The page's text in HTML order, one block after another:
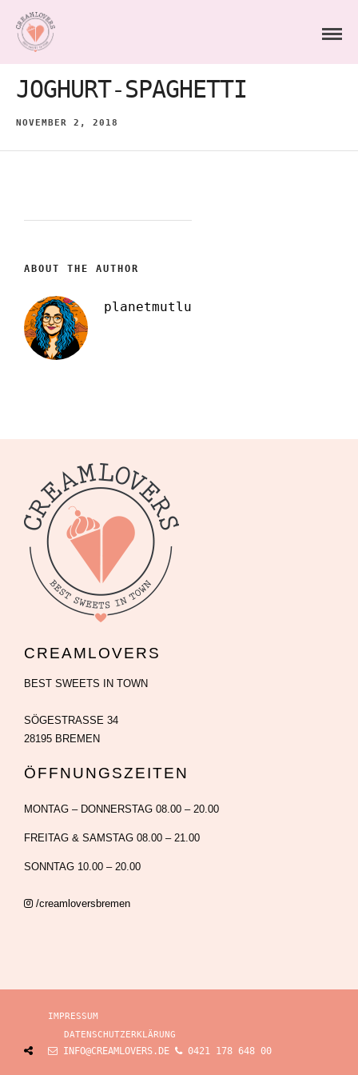
JOGHURT-SPAGHETTI
NOVEMBER 2, 2018
ABOUT THE AUTHOR
planetmutlu
CREAMLOVERS
BEST SWEETS IN TOWN
SÖGESTRASSE 34
28195 BREMEN
ÖFFNUNGSZEITEN
MONTAG – DONNERSTAG 08.00 – 20.00
FREITAG & SAMSTAG 08.00 – 21.00
SONNTAG 10.00 – 20.00
/creamloversbremen
IMPRESSUM
DATENSCHUTZERKLÄRUNG
INFO@CREAMLOVERS.DE 0421 178 648 00